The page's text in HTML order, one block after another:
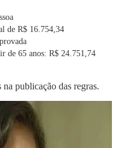
de R$ 16.754,34
de 65 anos: R$ 24.751,74
publicação das regras.